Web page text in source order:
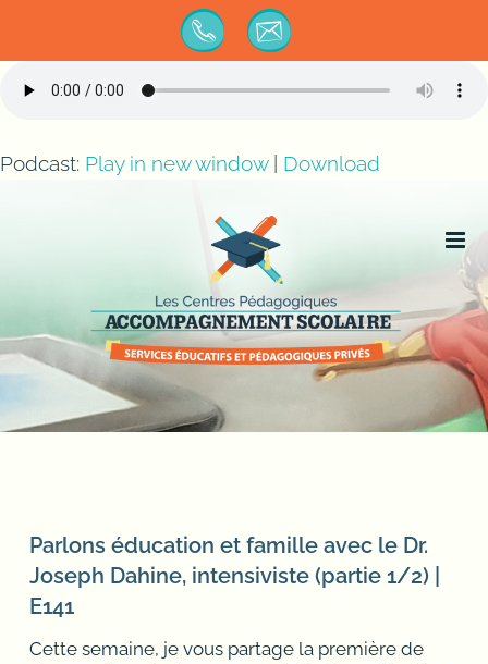
Podcast: Play in new window| Download
Parlons éducation et famille avec le Dr.
Joseph Dahine, intensiviste (partie 1/2) |
E141
Cette semaine, je vous partage la première de